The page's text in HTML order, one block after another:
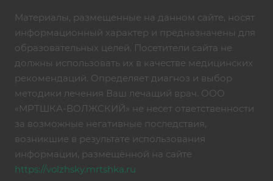
Материалы, размещенные на данном сайте, носят
информационный характер и предназначены для
образовательных целей. Посетители сайта не
должны использовать их в качестве медицинских
рекомендаций. Определяет диагноз и выбор
методики лечения Ваш лечащий врач. ООО
«МРТШКА-ВОЛЖСКИЙ» не несет ответственности
за возможные негативные последствия,
возникшие в результате использования
информации, размещённой на сайте
https://volzhsky.mrtshka.ru